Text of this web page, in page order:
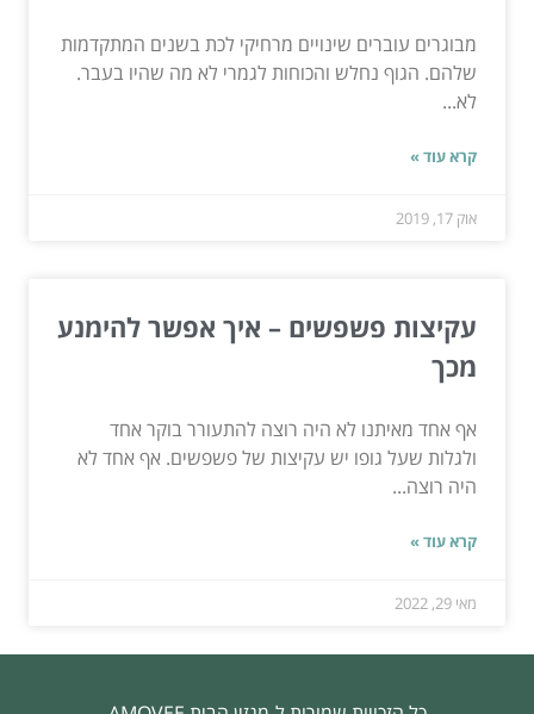
מבוגרים עוברים שינויים מרחיקי לכת בשנים המתקדמות
שלהם. הגוף נחלש והכוחות לגמרי לא מה שהיו בעבר.
לא...
קרא עוד »
אוק 17, 2019
עקיצות פשפשים – איך אפשר להימנע
מכך
אף אחד מאיתנו לא היה רוצה להתעורר בוקר אחד
ולגלות שעל גופו יש עקיצות של פשפשים. אף אחד לא
היה רוצה...
קרא עוד »
מאי 29, 2022